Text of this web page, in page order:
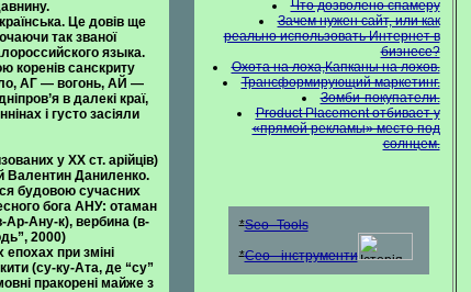
Це довів ще
так званої
языка.
коренів санскриту
АГ — вогонь, АЙ —
в далекі краї,
і густо засіяли
у XX ст. арійців)
Валентин Даниленко.
будовою сучасних
бога АНУ: отаман
Ар-Ану-к), вербина (в-
2000)
при зміні
(су-ку-Ата, де “су”
пракорені майже з
Что дозволено спамеру
Зачем нужен сайт, или как
реально использовать Интернет в
бизнесе?
Охота на лоха,Капканы на лохов.
Трансформирующий маркетинг.
Зомби-покупатели.
Product Placement отбивает у
«прямой рекламы» место под
солнцем.
*Seo- Tools
*Сео - інструменти